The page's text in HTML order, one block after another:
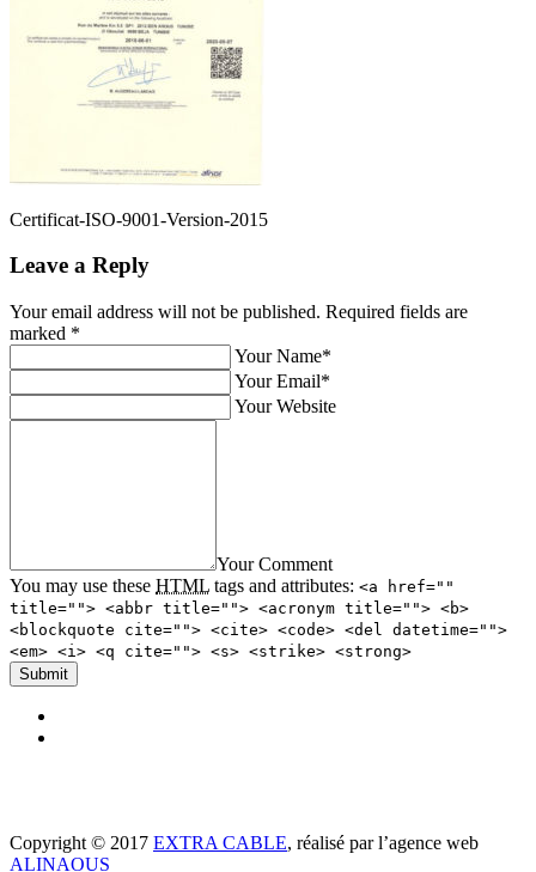
Certificat-ISO-9001-Version-2015
Leave a Reply
Your email address will not be published. Required fields are
marked *
Your Name*
Your Email*
Your Website
Your Comment
You may use these HTML tags and attributes: <a href=""
title=""> <abbr title=""> <acronym title=""> <b>
<blockquote cite=""> <cite> <code> <del datetime="">
<em> <i> <q cite=""> <s> <strike> <strong>
Copyright © 2017 EXTRA CABLE, réalisé par l’agence web
ALINAOUS